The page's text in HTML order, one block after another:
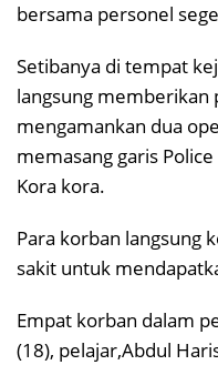
bersama personel
Setibanya di tempat
langsung memberikan
mengamankan dua
memasang garis
Kora kora.
Para korban langsung
sakit untuk
Empat korban dalam
(18), pelajar,Abdul